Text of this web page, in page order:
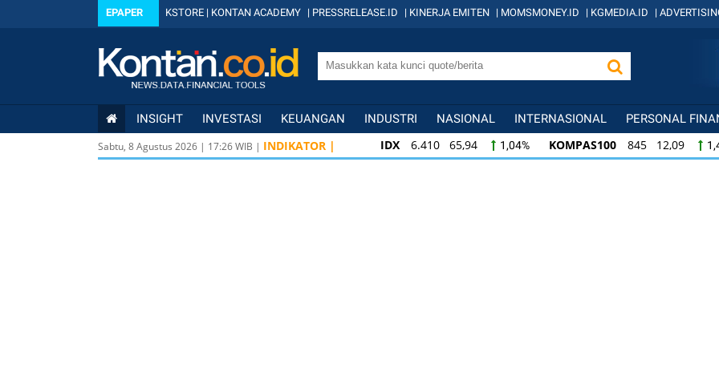
EPAPER KSTORE | KONTAN ACADEMY | PRESSRELEASE.ID | KINERJA EMITEN | MOMSMONEY.ID | KGMEDIA.ID |
INSIGHT INVESTASI KEUANGAN INDUSTRI NASIONAL INTERNASIONAL PERSONAL
Sabtu, 8 Agustus 2026 | 17:26WIB | INDIKATOR | IDX 6.410 65,94 1,04% KOMPAS100 845 12,09
KOMPAS100 845 12,09 1,45% LQ45 640 9,44